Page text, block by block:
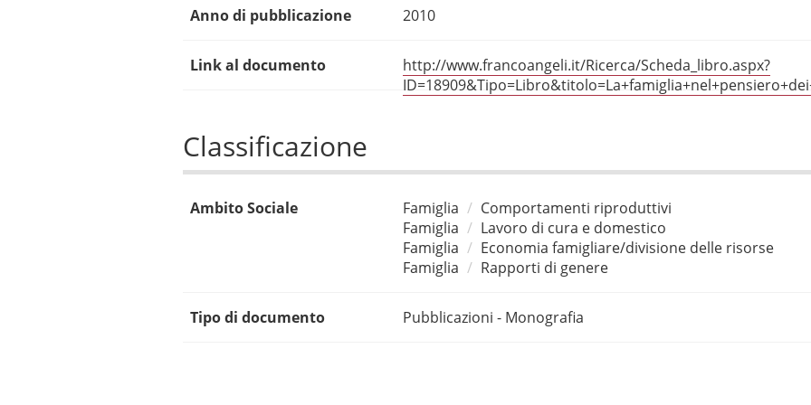
Anno di pubblicazione 2010
Link al documento
http://www.francoangeli.it/Ricerca/Scheda_libro.aspx?
Classificazione
Ambito Sociale Famiglia
Comportamenti riproduttivi
Famiglia
Lavoro di cura e domestico
Famiglia
Economia famigliare/divisione delle risorse
Famiglia
Rapporti di genere
Tipo di documento Pubblicazioni - Monografia